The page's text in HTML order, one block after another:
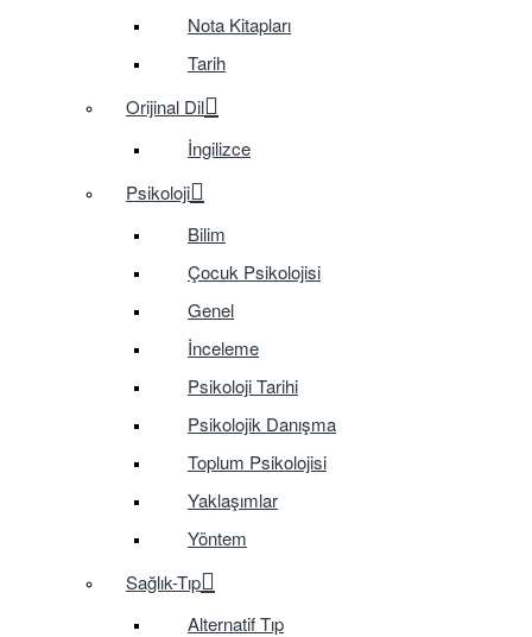
Nota Kitapları
Tarih
Orijinal Dil
İngilizce
Psikoloji
Bilim
Çocuk Psikolojisi
Genel
İnceleme
Psikoloji Tarihi
Psikolojik Danışma
Toplum Psikolojisi
Yaklaşımlar
Yöntem
Sağlık-Tıp
Alternatif Tıp